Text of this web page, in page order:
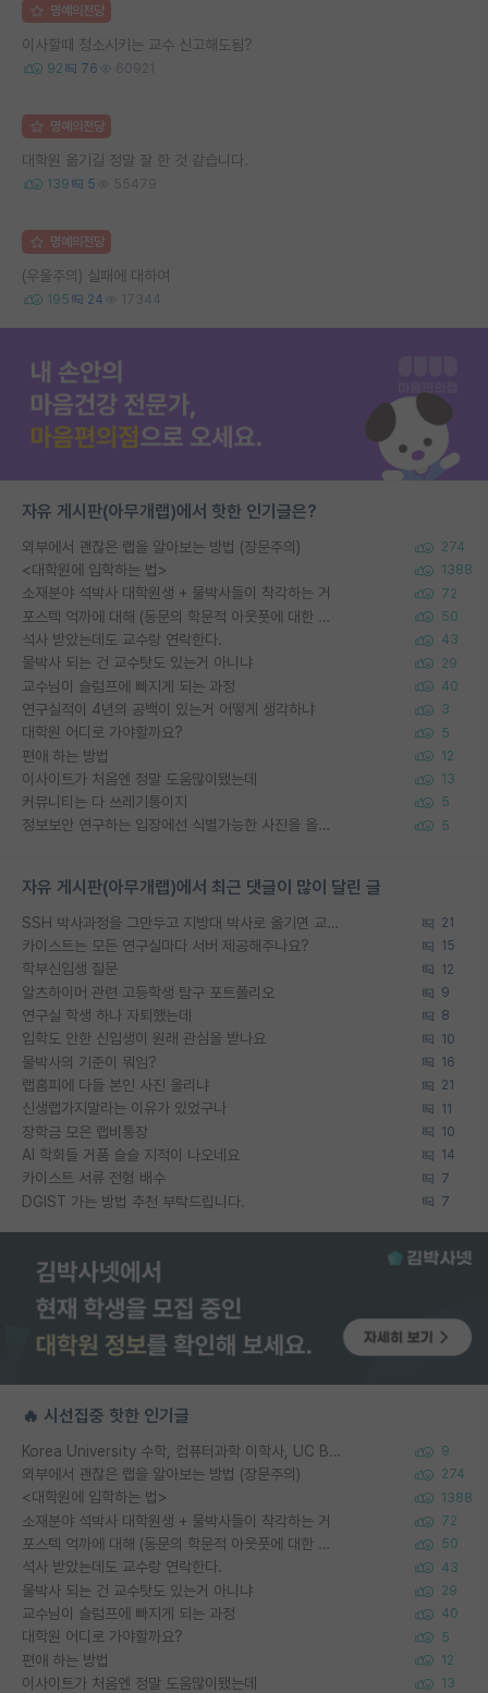
명예의전당
이사할때 청소시키는 교수 신고해도됨?
92 76 60921
명예의전당
대학원 옮기길 정말 잘 한 것 같습니다.
139 5 55479
명예의전당
(우울주의) 실패에 대하여
195 24 17344
자유 게시판(아무개랩)에서 핫한 인기글은?
외부에서 괜찮은 랩을 알아보는 방법 (장문주의) 274
<대학원에 입학하는 법> 1388
소재분야 석박사 대학원생 + 물박사들이 착각하는 거 72
포스텍 억까에 대해 (동문의 학문적 아웃풋에 대한 반박) 50
석사 받았는데도 교수랑 연락한다. 43
물박사 되는 건 교수탓도 있는거 아니냐 29
교수님이 슬럼프에 빠지게 되는 과정 40
연구실적이 4년의 공백이 있는거 어떻게 생각하냐 3
대학원 어디로 가야할까요? 5
편애 하는 방법 12
이사이트가 처음엔 정말 도움많이됐는데 13
커뮤니티는 다 쓰레기통이지 5
정보보안 연구하는 입장에선 식별가능한 사진을 올리는건 비추이긴함 5
자유 게시판(아무개랩)에서 최근 댓글이 많이 달린 글
SSH 박사과정을 그만두고 지방대 박사로 옮기면 교수의 꿈은 끝일까요? 21
카이스트는 모든 연구실마다 서버 제공해주나요? 15
학부신입생 질문 12
알츠하이머 관련 고등학생 탐구 포트폴리오 9
연구실 학생 하나 자퇴했는데 8
입학도 안한 신입생이 원래 관심을 받나요 10
물박사의 기준이 뭐임? 16
랩홈피에 다들 본인 사진 올리냐 21
신생랩가지말라는 이유가 있었구나 11
장학금 모은 랩비통장 10
AI 학회들 거품 슬슬 지적이 나오네요 14
카이스트 서류 전형 배수 7
DGIST 가는 방법 추천 부탁드립니다. 7
🔥 시선집중 핫한 인기글
Korea University 수학, 컴퓨터과학 이학사, UC Berkeley 산업공학 대학원 공학박사가 되는 것은 쉽지 않겠죠? 9
외부에서 괜찮은 랩을 알아보는 방법 (장문주의) 274
<대학원에 입학하는 법> 1388
소재분야 석박사 대학원생 + 물박사들이 착각하는 거 72
포스텍 억까에 대해 (동문의 학문적 아웃풋에 대한 반박) 50
석사 받았는데도 교수랑 연락한다. 43
물박사 되는 건 교수탓도 있는거 아니냐 29
교수님이 슬럼프에 빠지게 되는 과정 40
대학원 어디로 가야할까요? 5
편애 하는 방법 12
이사이트가 처음엔 정말 도움많이됐는데 13